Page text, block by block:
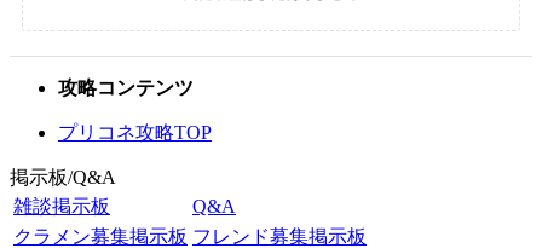
攻略コンテンツ
プリコネ攻略TOP
掲示板/Q&A
雑談掲示板
Q&A
クラメン募集掲示板 フレンド募集掲示板